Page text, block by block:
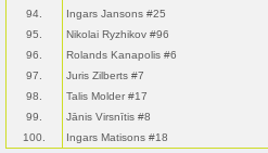
94.
Ingars Jansons #25
95.
Nikolai Ryzhikov #96
96.
Rolands Kanapolis #6
97.
Juris Zilberts #7
98.
Talis Molder #17
99.
Jānis Virsnītis #8
100.
Ingars Matisons #18